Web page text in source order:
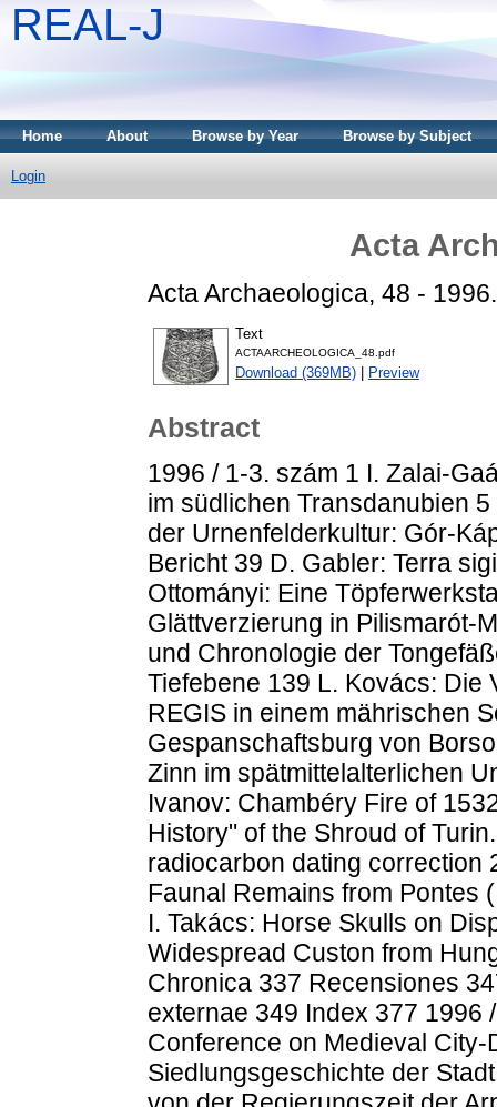
REAL-J
Home About Browse by Year Browse by Subject
Login
Acta
Acta Archaeologica, 48 - 1996.
Text
ACTAARCHEOLOGICA_48.pdf
Download (369MB) Preview
Abstract
1996 / 1-3. szám 1 I. Zalai-
im südlichen Transdanubien
der Urnenfelderkultur: Gór-
Bericht 39 D. Gabler: Terra
Ottományi: Eine
Glättverzierung in Pilismarót-
und Chronologie der
Tiefebene 139 L. Kovács: Die
REGIS in einem mährischen
Gespanschaftsburg von
Zinn im spätmittelalterlichen
Ivanov: Chambéry Fire of
History" of the Shroud of
radiocarbon dating correction
Faunal Remains from Pontes
I. Takács: Horse Skulls on
Widespread Custon from
Chronica 337 Recensiones
externae 349 Index 377 1996
Conference on Medieval
Siedlungsgeschichte der